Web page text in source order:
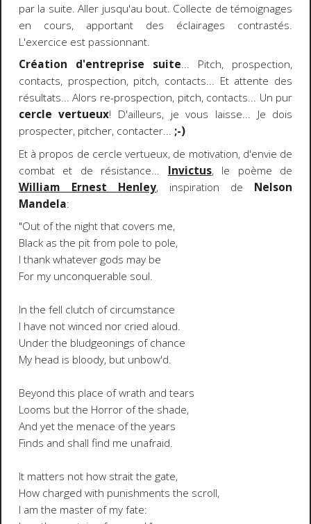
par la suite. Aller jusqu'au bout. Collecte de témoignages
en cours, apportant des éclairages contrastés.
L'exercice est passionnant.
Création d'entreprise suite... Pitch, prospection,
contacts, prospection, pitch, contacts... Et attente des
résultats... Alors re-prospection, pitch, contacts... Un pur
cercle vertueux! D'ailleurs, je vous laisse... Je dois
prospecter, pitcher, contacter... ;-)
Et à propos de cercle vertueux, de motivation, d'envie de
combat et de résistance... Invictus, le poème de
William Ernest Henley, inspiration de Nelson
Mandela:
"Out of the night that covers me,
Black as the pit from pole to pole,
I thank whatever gods may be
For my unconquerable soul.
In the fell clutch of circumstance
I have not winced nor cried aloud.
Under the bludgeonings of chance
My head is bloody, but unbow'd.
Beyond this place of wrath and tears
Looms but the Horror of the shade,
And yet the menace of the years
Finds and shall find me unafraid.
It matters not how strait the gate,
How charged with punishments the scroll,
I am the master of my fate: